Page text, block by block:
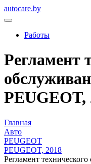
autocare.by
Работы
Регламент
PEUGEOT,
Главная
Авто
PEUGEOT
PEUGEOT, 2018
Регламент